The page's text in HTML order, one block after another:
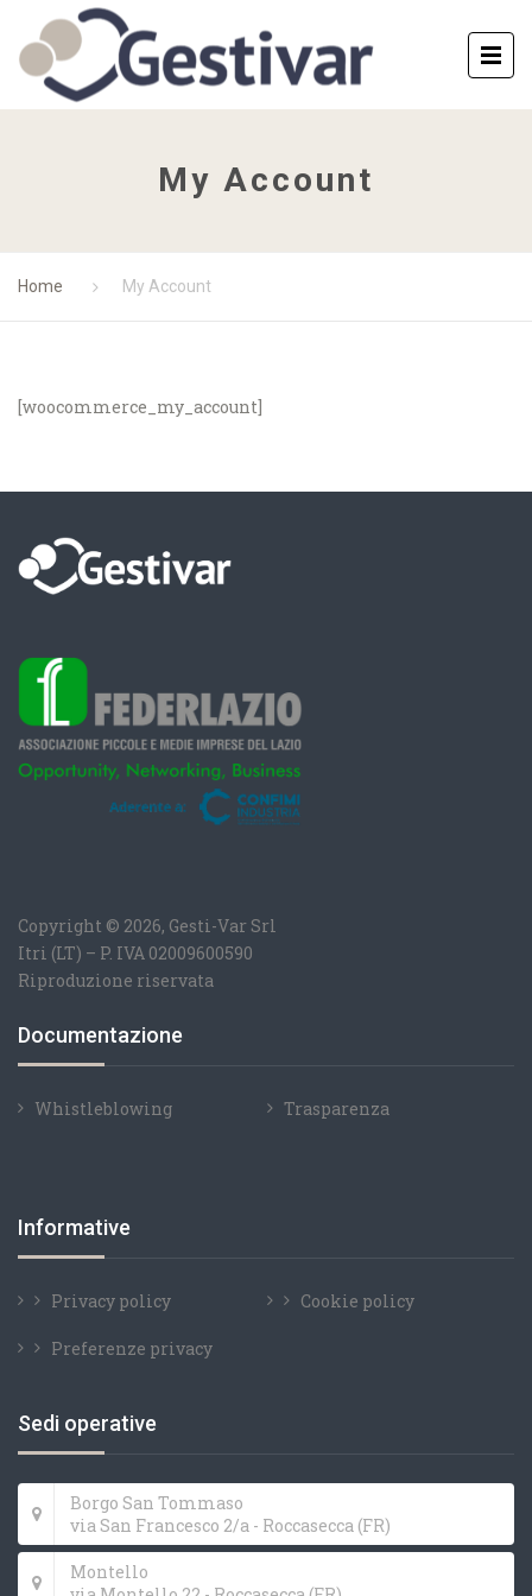
My Account
Home My Account
[woocommerce_my_account]
Copyright © 2026, Gesti-Var Srl
Itri (LT) – P. IVA 02009600590
Riproduzione riservata
Documentazione
Whistleblowing Trasparenza
Informative
Privacy policy Cookie policy
Preferenze privacy
Sedi operative
Borgo San Tommaso
via San Francesco 2/a - Roccasecca (FR)
Montello